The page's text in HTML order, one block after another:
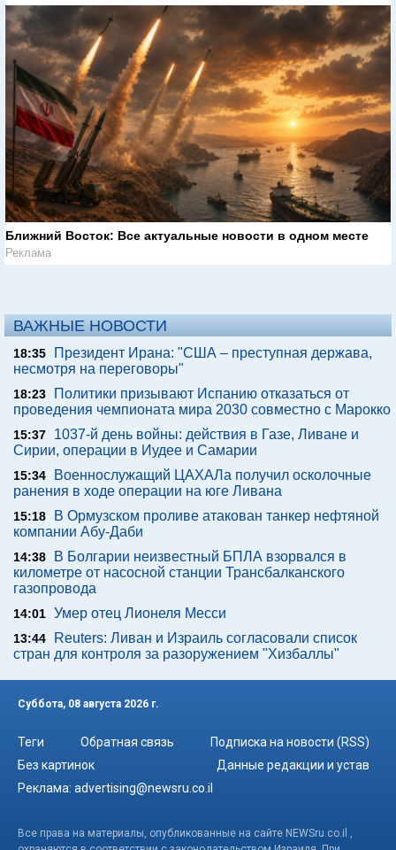
Ближний Восток: Все актуальные новости в одном месте
Реклама
ВАЖНЫЕ НОВОСТИ
18:35
Президент Ирана: "США – преступная держава,
несмотря на переговоры"
18:23
Политики призывают Испанию отказаться от
проведения чемпионата мира 2030 совместно с Марокко
15:37
1037-й день войны: действия в Газе, Ливане и
Сирии, операции в Иудее и Самарии
15:34
Военнослужащий ЦАХАЛа получил осколочные
ранения в ходе операции на юге Ливана
15:18
В Ормузском проливе атакован танкер нефтяной
компании Абу-Даби
14:38
В Болгарии неизвестный БПЛА взорвался в
километре от насосной станции Трансбалканского
газопровода
14:01 Умер отец Лионеля Месси
13:44
Reuters: Ливан и Израиль согласовали список
стран для контроля за разоружением "Хизбаллы"
Суббота, 08 августа 2026 г.
Теги Обратная связь
Подписка на новости (RSS)
Без картинок
Данные редакции и устав
Реклама: advertising@newsru.co.il
Все права на материалы, опубликованные на сайте NEWSru.co.il ,